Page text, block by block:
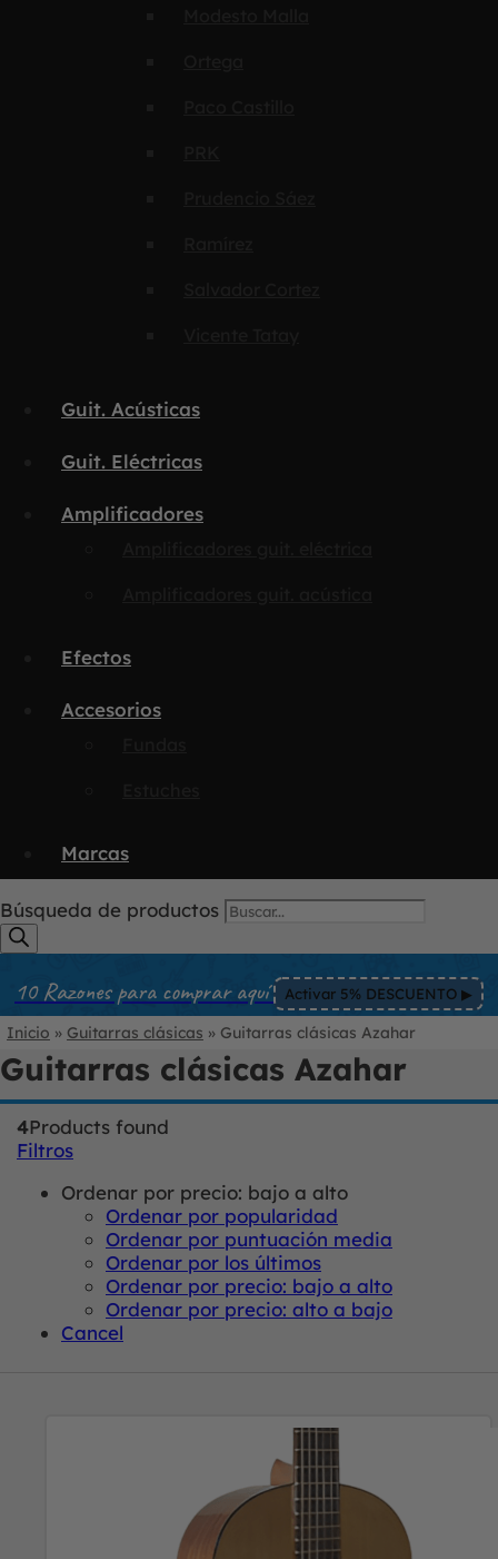
Guit. Acústicas
Guit. Eléctricas
Amplificadores
Efectos
Accesorios
Marcas
Búsqueda de productos
10 Razones para comprar aquí Activar 5% DESCUENTO ▶︎
Inicio » Guitarras clásicas » Guitarras clásicas Azahar
Guitarras clásicas Azahar
4Products found
Filtros
Ordenar por precio: bajo a alto
Ordenar por popularidad
Ordenar por puntuación media
Ordenar por los últimos
Ordenar por precio: bajo a alto
Ordenar por precio: alto a bajo
Cancel